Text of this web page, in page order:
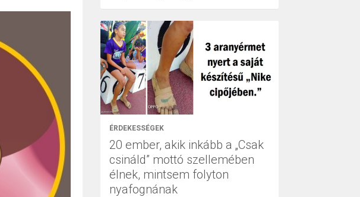
ÉRDEKESSÉGEK
20 ember, akik inkább a „Csak
csináld” mottó szellemében
élnek, mintsem folyton
nyafognának